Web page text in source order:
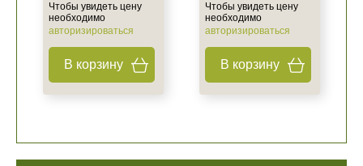
Чтобы увидеть цену
необходимо
авторизироваться
В корзину
Чтобы увидеть цену
необходимо
авторизироваться
В корзину